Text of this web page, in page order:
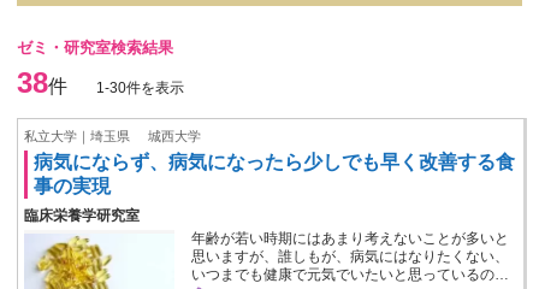
ゼミ・研究室検索結果
38件 1-30件を表示
私立大学｜埼玉県 城西大学
病気にならず、病気になったら少しでも早く改善する食
事の実現
臨床栄養学研究室
年齢が若い時期にはあまり考えないことが多いと
思いますが、誰しもが、病気にはなりたくない、
いつまでも健康で元気でいたいと思っているの…